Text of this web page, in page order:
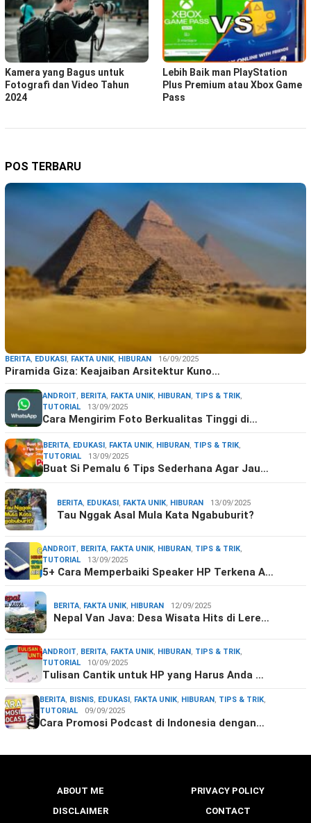
Kamera yang Bagus untuk
Fotografi dan Video Tahun
2024
Lebih Baik man PlayStation
Plus Premium atau Xbox Game
Pass
POS TERBARU
BERITA EDUKASI FAKTA UNIK HIBURAN 16/09/2025
Piramida Giza: Keajaiban Arsitektur Kuno…
ANDROIT BERITA FAKTA UNIK HIBURAN TIPS & TRIK
TUTORIAL
13/09/2025
Cara Mengirim Foto Berkualitas Tinggi di…
BERITA EDUKASI FAKTA UNIK HIBURAN TIPS & TRIK
TUTORIAL
13/09/2025
Buat Si Pemalu 6 Tips Sederhana Agar Jau…
BERITA EDUKASI FAKTA UNIK HIBURAN 13/09/2025
Tau Nggak Asal Mula Kata Ngabuburit?
ANDROIT BERITA FAKTA UNIK HIBURAN TIPS & TRIK
TUTORIAL
13/09/2025
5+ Cara Memperbaiki Speaker HP Terkena A…
BERITA FAKTA UNIK HIBURAN 12/09/2025
Nepal Van Java: Desa Wisata Hits di Lere…
ANDROIT BERITA FAKTA UNIK HIBURAN TIPS & TRIK
TUTORIAL
10/09/2025
Tulisan Cantik untuk HP yang Harus Anda …
BERITA BISNIS EDUKASI FAKTA UNIK HIBURAN TIPS & TRIK
TUTORIAL
09/09/2025
Cara Promosi Podcast di Indonesia dengan…
ABOUT ME
PRIVACY POLICY
DISCLAIMER
CONTACT